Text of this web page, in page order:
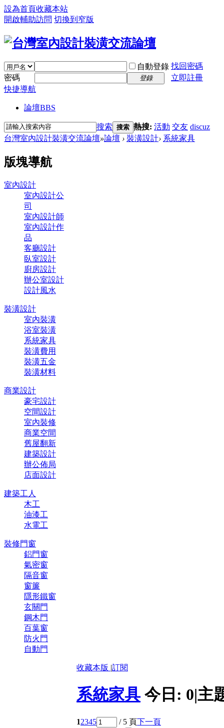
設為首頁收藏本站
開啟輔助訪問 切換到窄版
自動登錄 找回密碼
密碼
登錄
立即註冊
快捷導航
論壇BBS
搜索 搜索 熱搜: 活動 交友 discuz
台灣室內設計裝潢交流論壇»論壇 › 裝潢設計› 系統家具
版塊導航
室內設計
室內設計公
司
室內設計師
室內設計作
品
客廳設計
臥室設計
廚房設計
辦公室設計
設計風水
裝潢設計
室內裝潢
浴室裝潢
系統家具
裝潢費用
裝潢五金
裝潢材料
商業設計
豪宅設計
空間設計
室內裝修
商業空間
舊屋翻新
建築設計
辦公佈局
店面設計
建築工人
木工
油漆工
水電工
裝修門窗
鋁門窗
氣密窗
隔音窗
窗簾
隱形鐵窗
玄關門
鋼木門
百葉窗
防火門
自動門
收藏本版 |訂閱
系統家具 今日: 0|主
12345 / 5 頁下一頁